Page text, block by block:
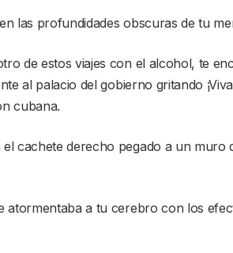
las profundidades obscuras de tu
de estos viajes con el alcohol, te
al palacio del gobierno gritando
cubana.
cachete derecho pegado a un muro
atormentaba a tu cerebro con los